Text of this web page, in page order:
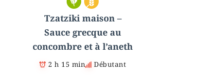
Tzatziki maison –
Sauce grecque au
concombre et à l’aneth
2 h 15 min Débutant